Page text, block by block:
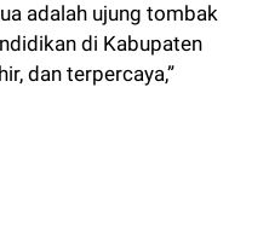
adalah ujung tombak
di Kabupaten
dan terpercaya,”